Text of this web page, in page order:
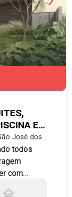
E
José dos
todos